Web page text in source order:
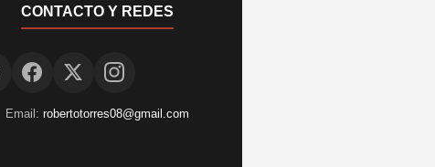
CONTACTO Y REDES
Email: robertotorres08@gmail.com